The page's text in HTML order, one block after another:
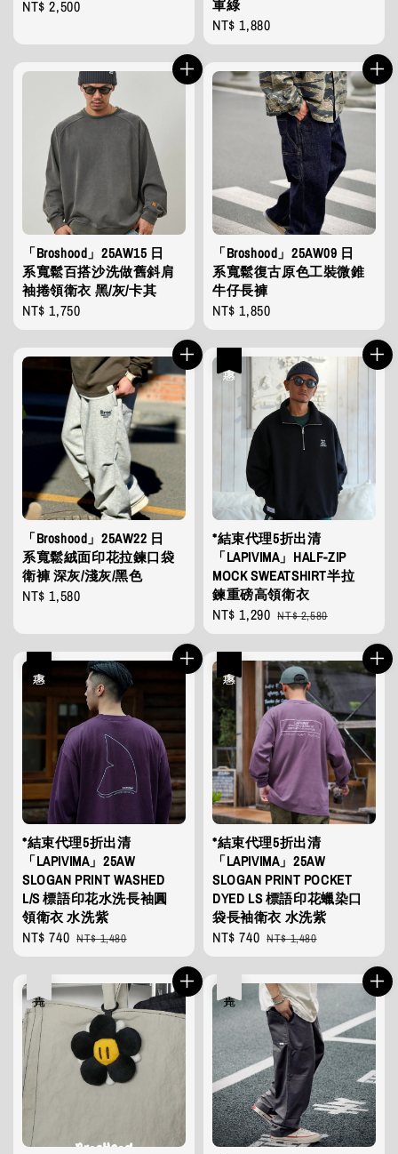
Regular
NT$ 2,500 軍綠
Regular
price
NT$ 1,880
「Broshood」25AW15 日
系寬鬆百搭沙洗做舊斜肩
袖捲領衛衣 黑/灰/卡其
Regular
price
NT$ 1,750
「Broshood」25AW09 日
系寬鬆復古原色工裝微錐
牛仔長褲
Regular
price
NT$ 1,850
「Broshood」25AW22 日
系寬鬆絨面印花拉鍊口袋
衛褲 深灰/淺灰/黑色
Regular
NT$ 1,580
*結束代理5折出清
「LAPIVIMA」HALF-ZIP
MOCK SWEATSHIRT半拉
鍊重磅高領衛衣
Sale
price
NT$ 1,290 Regular
price
NT$ 2,580
*結束代理5折出清
「LAPIVIMA」25AW
SLOGAN PRINT WASHED
L/S 標語印花水洗長袖圓
領衛衣 水洗紫
Sale
price
NT$ 740 Regular
price
NT$ 1,480
*結束代理5折出清
「LAPIVIMA」25AW
SLOGAN PRINT POCKET
DYED LS 標語印花蠟染口
袋長袖衛衣 水洗紫
Sale
price
NT$ 740 Regular
price
NT$ 1,480